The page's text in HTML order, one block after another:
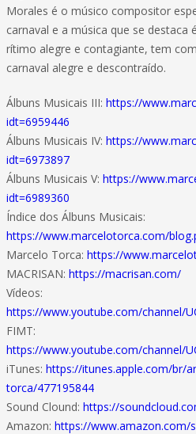
Morales é o músico compositor
carnaval e a música que se destaca
rítimo alegre e contagiante, tem
carnaval alegre e descontraído.
Álbuns Musicais III: https://
idt=6959446
Álbuns Musicais IV: https://
idt=6973897
Álbuns Musicais V: https://
idt=6989360
Índice dos Álbuns Musicais:
https://www.marcelotorca.com/
Marcelo Torca: https://
MACRISAN: https://macrisan.com/
Vídeos:
https://www.youtube.com/channel/
FIMT:
https://www.youtube.com/channel/
iTunes: https://itunes.apple.com/br/
torca/477195844
Sound Clound: https://
Amazon: https://www.amazon.com/